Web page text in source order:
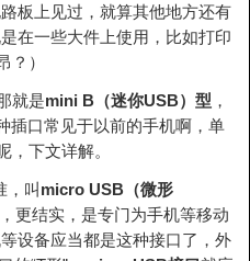
板上见过，就算其他地方还有
在一些大件上使用，比如打印
？）
就是mini B（迷你USB）型 ，
插口常见于以前的手机啊，单
，下文详解。
，叫 micro USB（微形
更结实，是专门为手机等移动
设备应当都是这种接口了，外